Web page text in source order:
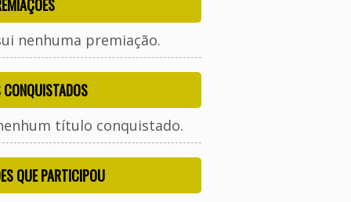
nenhuma premiação.
título conquistado.
QUE PARTICIPOU